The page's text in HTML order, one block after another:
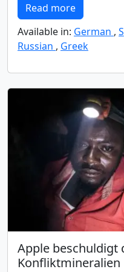
Read more
Available in: German ,
Russian , Greek
Apple beschuldigt
Konfliktmineralien